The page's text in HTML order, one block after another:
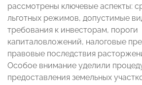
рассмотрены ключевые аспекты:
льготных режимов, допустимые
требования к инвесторам, пороги
капиталовложений, налоговые
правовые последствия
Особое внимание уделили
предоставления земельных